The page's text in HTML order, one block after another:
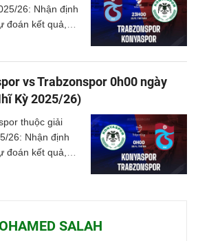
26: Nhận định
đoán kết quả,
trận đấu.
vs Trabzonspor 0h00 ngày
Kỳ 2025/26)
thuộc giải
26: Nhận định
đoán kết quả,
trận đấu.
SALAH